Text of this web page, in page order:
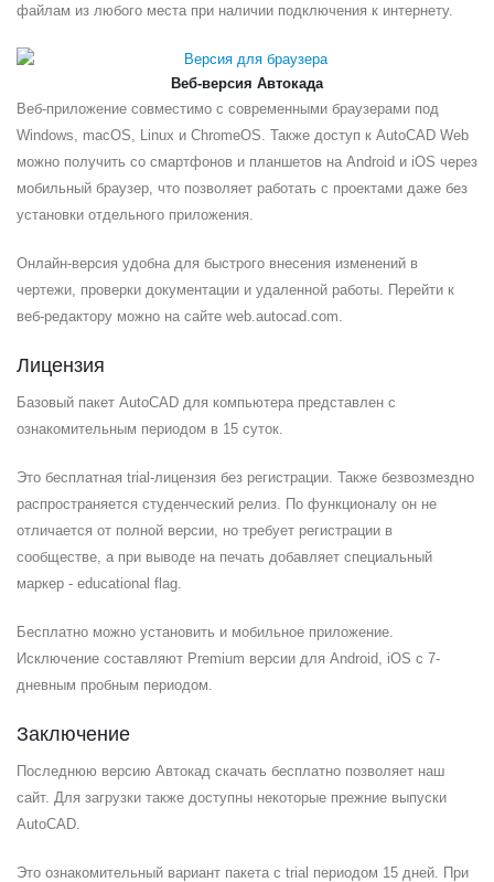
файлам из любого места при наличии подключения к интернету.
Веб-версия Автокада
Веб-приложение совместимо с современными браузерами под
Windows, macOS, Linux и ChromeOS. Также доступ к AutoCAD Web
можно получить со смартфонов и планшетов на Android и iOS через
мобильный браузер, что позволяет работать с проектами даже без
установки отдельного приложения.
Онлайн-версия удобна для быстрого внесения изменений в
чертежи, проверки документации и удаленной работы. Перейти к
веб-редактору можно на сайте web.autocad.com.
Лицензия
Базовый пакет AutoCAD для компьютера представлен с
ознакомительным периодом в 15 суток.
Это бесплатная trial-лицензия без регистрации. Также безвозмездно
распространяется студенческий релиз. По функционалу он не
отличается от полной версии, но требует регистрации в
сообществе, а при выводе на печать добавляет специальный
маркер - educational flag.
Бесплатно можно установить и мобильное приложение.
Исключение составляют Premium версии для Android, iOS с 7-
дневным пробным периодом.
Заключение
Последнюю версию Автокад скачать бесплатно позволяет наш
сайт. Для загрузки также доступны некоторые прежние выпуски
AutoCAD.
Это ознакомительный вариант пакета с trial периодом 15 дней. При